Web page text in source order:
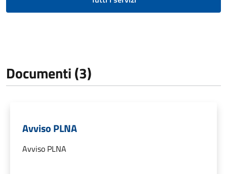
Documenti (3)
Avviso PLNA
Avviso PLNA